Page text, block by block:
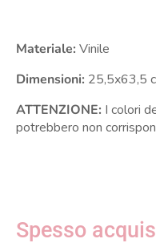
Materiale: Vinile
Dimensioni: 25,5x63,5
ATTENZIONE: I colori
potrebbero non
Spesso